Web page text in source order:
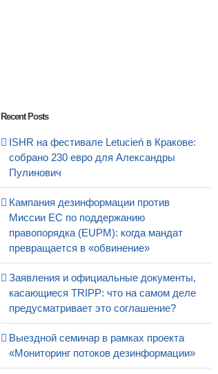
Recent Posts
ISHR на фестивале Letucień в Кракове:
собрано 230 евро для Александры
Пулинович
Кампания дезинформации против
Миссии ЕС по поддержанию
правопорядка (EUPM): когда мандат
превращается в «обвинение»
Заявления и официальные документы,
касающиеся TRIPP: что на самом деле
предусматривает это соглашение?
Выездной семинар в рамках проекта
«Мониторинг потоков дезинформации»